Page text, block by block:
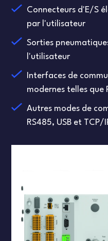
Connecteurs d'E/S
par l'utilisateur
Sorties
l'utilisateur
Interfaces de
modernes telles que
Autres modes de
RS485, USB et